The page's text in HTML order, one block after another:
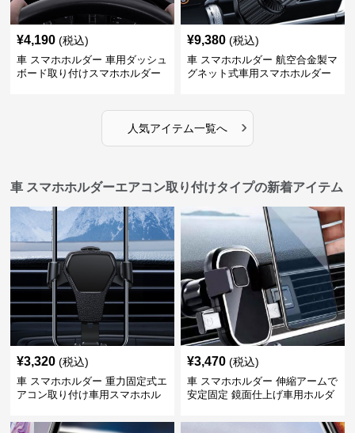
¥4,190 (税込)
車 スマホホルダー 車用ダッシュ
ボード取り付けスマホホルダー
¥9,380 (税込)
車 スマホホルダー 航空合金製マ
グネット式車用スマホホルダー
人気アイテム一覧へ ›
車 スマホホルダーエアコン取り付けタイプの新着アイテム
¥3,320 (税込)
車 スマホホルダー 重力固定式エ
アコン取り付け車用スマホホル
¥3,470 (税込)
車 スマホホルダー 伸縮アームで
安定固定 鏡面仕上げ車用ホルダ